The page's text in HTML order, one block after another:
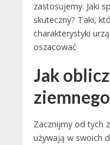
zastosujemy. Jaki
skuteczny? Taki,
charakterystyki
oszacować
Jak
Zacznijmy od tych
używają w swoich